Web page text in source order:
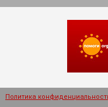
Политика